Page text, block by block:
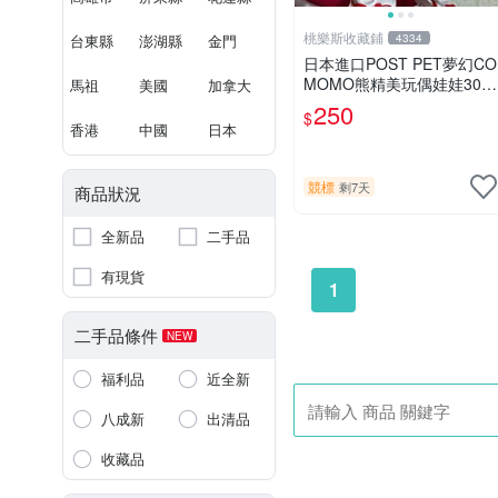
台東縣 澎湖縣 金門
馬祖 美國 加拿大
香港 中國 日本
商品狀況
全新品
二手品
有現貨
二手品條件 NEW
福利品
近全新
八成新
出清品
收藏品
桃樂斯收藏鋪 4334
日本進口POST PET夢幻CO
MOMO熊精美玩偶娃娃30c
m
$250
競標 剩7天
1